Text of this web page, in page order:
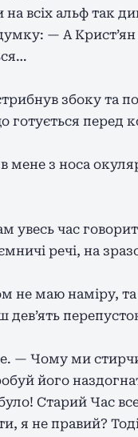
всіх альф так
— А
збоку та
перед
з носа
увесь час
речі, на
не маю наміру, та
перепусток
— Чому ми
його
Старий Час
не правий? Тоді